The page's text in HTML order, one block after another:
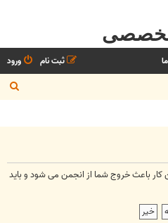
تخصصی
ورود
ثبت نام
س
و
کار باعث خروج شما از انجمن می شود و باید